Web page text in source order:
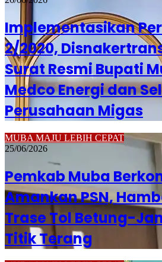
Implementasikan
2/2020,
Surat Resmi Bupati
Medco Energi dan
Perusahaan Migas
MUBA MAJU LEBIH CEPAT
25/06/2026
Pemkab Muba
Amankan PSN,
Trase Tol Betung-
Titik Terang